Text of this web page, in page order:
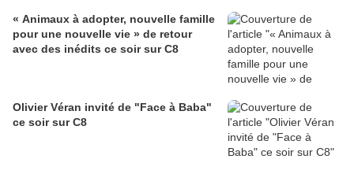
« Animaux à adopter, nouvelle famille
pour une nouvelle vie » de retour
avec des inédits ce soir sur C8
Olivier Véran invité de "Face à Baba"
ce soir sur C8